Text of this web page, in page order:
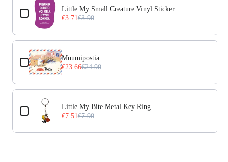
Little My Small Creature Vinyl Sticker
€3.71€3.90
Muumipostia
€23.66€24.90
Little My Bite Metal Key Ring
€7.51€7.90